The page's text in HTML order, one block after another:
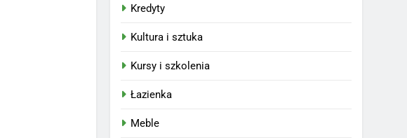
Kredyty
Kultura i sztuka
Kursy i szkolenia
Łazienka
Meble